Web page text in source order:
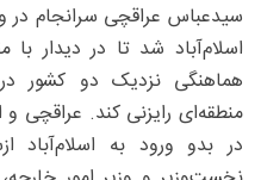
سیدعباس عراقچی سرانجام در
اسلام‌آباد شد تا در دیدار با
هماهنگی نزدیک دو کشور
منطقه‌ای رایزنی کند. عراقچی
در بدو ورود به